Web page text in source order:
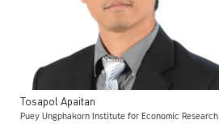
TosapolApaitan
Puey Ungphakorn Institute for Economic Research